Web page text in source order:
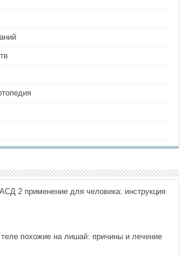
2 применение для человека: инструкция
похожие на лишай: причины и лечение